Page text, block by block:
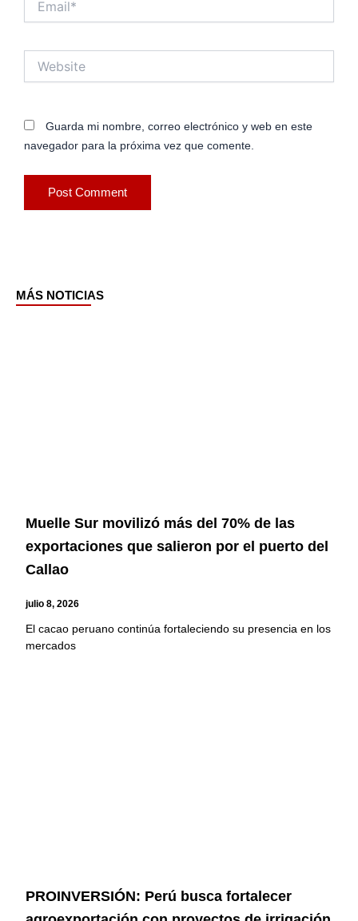
Guarda mi nombre, correo electrónico y web en este
navegador para la próxima vez que comente.
MÁS NOTICIAS
Muelle Sur movilizó más del 70% de las
exportaciones que salieron por el puerto del
Callao
julio 8, 2026
El cacao peruano continúa fortaleciendo su presencia en los
mercados
PROINVERSIÓN: Perú busca fortalecer